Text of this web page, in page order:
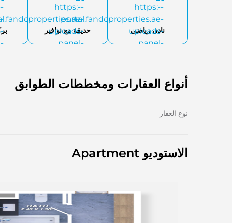
نادي رياضي حديقة مع نوافير
أنواع العقارات ومخططات الطوابق
نوع العقار
الاستوديو Apartment